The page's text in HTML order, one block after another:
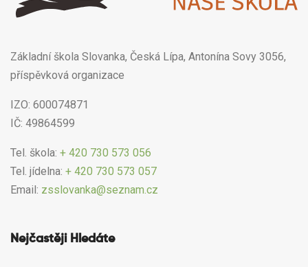
Základní škola Slovanka, Česká Lípa, Antonína Sovy 3056,
příspěvková organizace
IZO: 600074871
IČ: 49864599
Tel. škola: + 420 730 573 056
Tel. jídelna: + 420 730 573 057
Email: zsslovanka@seznam.cz
Nejčastěji Hledáte